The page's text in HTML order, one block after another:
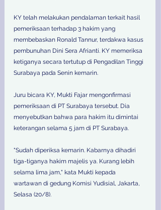
KY telah melakukan pendalaman terkait hasil
pemeriksaan terhadap 3 hakim yang
membebaskan Ronald Tannur, terdakwa kasus
pembunuhan Dini Sera Afrianti. KY memeriksa
ketiganya secara tertutup di Pengadilan Tinggi
Surabaya pada Senin kemarin.
Juru bicara KY, Mukti Fajar mengonfirmasi
pemeriksaan di PT Surabaya tersebut. Dia
menyebutkan bahwa para hakim itu dimintai
keterangan selama 5 jam di PT Surabaya.
"Sudah diperiksa kemarin. Kabarnya dihadiri
tiga-tiganya hakim majelis ya. Kurang lebih
selama lima jam," kata Mukti kepada
wartawan di gedung Komisi Yudisial, Jakarta,
Selasa (20/8).